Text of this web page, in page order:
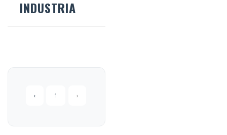
INDUSTRIA
‹ 1 ›